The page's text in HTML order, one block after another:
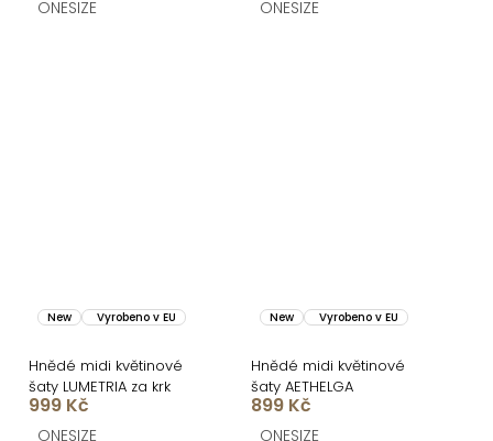
ONESIZE ONESIZE
New Vyrobeno v EU
Hnědé midi květinové
šaty LUMETRIA za krk
999 Kč
ONESIZE
New Vyrobeno v EU
Hnědé midi květinové
šaty AETHELGA
899 Kč
ONESIZE